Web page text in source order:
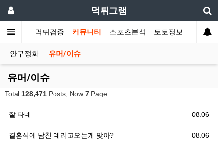
먹튀그램
먹튀검증 커뮤니티 스포츠분석 토토정보
안구정화 유머/이슈
유머/이슈
Total 128,471 Posts, Now 7 Page
08.06
잘 타네
08.06
결혼식에 남친 데리고오는게 맞아?